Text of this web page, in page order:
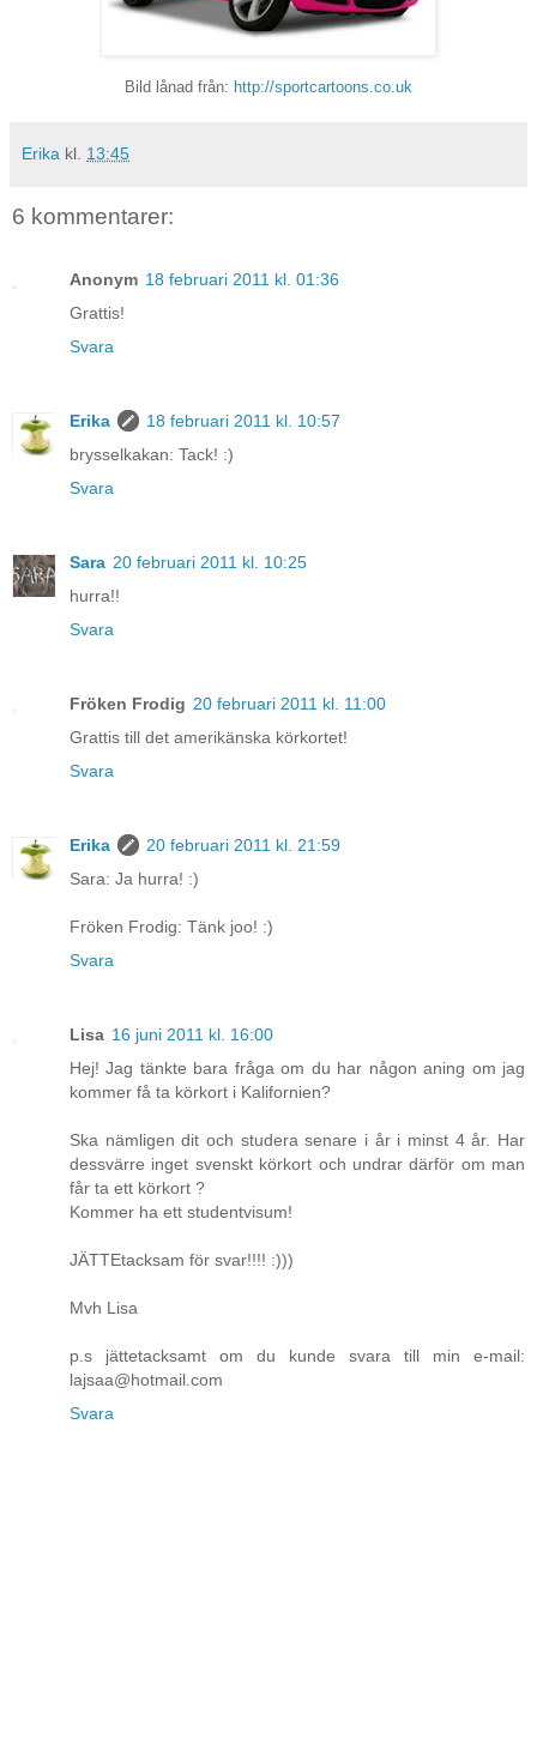
Bild lånad från: http://sportcartoons.co.uk
Erika kl. 13:45
6 kommentarer:
Anonym 18 februari 2011 kl. 01:36
Grattis!
Svara
Erika
18 februari 2011 kl. 10:57
brysselkakan: Tack! :)
Svara
Sara 20 februari 2011 kl. 10:25
hurra!!
Svara
Fröken Frodig 20 februari 2011 kl. 11:00
Grattis till det amerikänska körkortet!
Svara
Erika
20 februari 2011 kl. 21:59
Sara: Ja hurra! :)
Fröken Frodig: Tänk joo! :)
Svara
Lisa 16 juni 2011 kl. 16:00
Hej! Jag tänkte bara fråga om du har någon aning om jag
kommer få ta körkort i Kalifornien?
Ska nämligen dit och studera senare i år i minst 4 år. Har
dessvärre inget svenskt körkort och undrar därför om man
får ta ett körkort ?
Kommer ha ett studentvisum!
JÄTTEtacksam för svar!!!! :)))
Mvh Lisa
p.s jättetacksamt om du kunde svara till min e-mail:
lajsaa@hotmail.com
Svara